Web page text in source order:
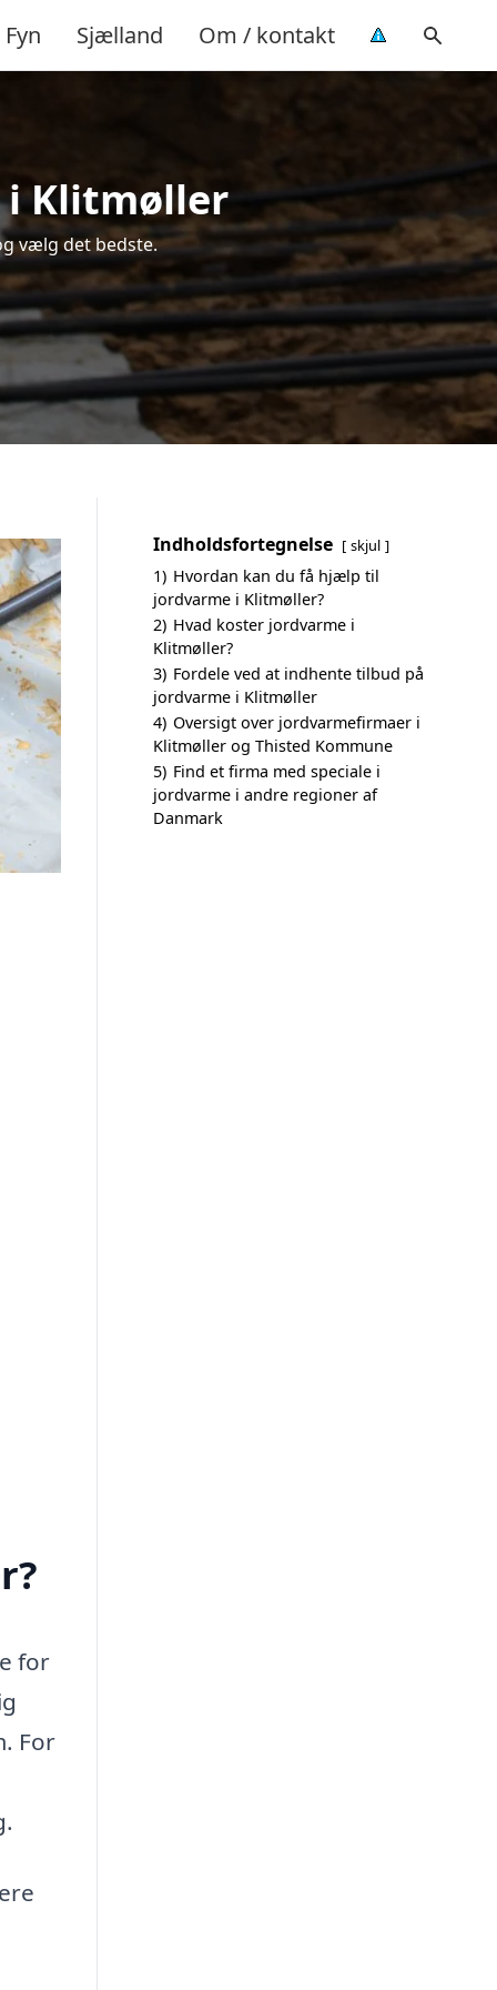
Fyn Sjælland Om / kontakt
i Klitmøller
vælg det bedste.
for
For
Indholdsfortegnelse skjul
1) Hvordan kan du få hjælp til
jordvarme i Klitmøller?
2) Hvad koster jordvarme i
Klitmøller?
3) Fordele ved at indhente tilbud på
jordvarme i Klitmøller
4) Oversigt over jordvarmefirmaer i
Klitmøller og Thisted Kommune
5) Find et firma med speciale i
jordvarme i andre regioner af
Danmark